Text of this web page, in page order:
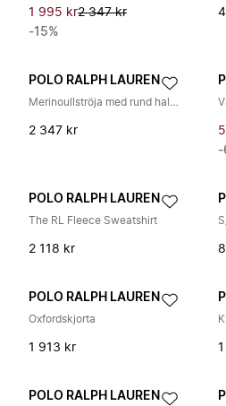
1 995 kr2 347 kr
-15%
POLO RALPH LAUREN
Merinoullströja med rund halsringning
2 347 kr
-
POLO RALPH LAUREN
The RL Fleece Sweatshirt
2 118 kr
POLO RALPH LAUREN
Oxfordskjorta
1 913 kr
POLO RALPH LAUREN